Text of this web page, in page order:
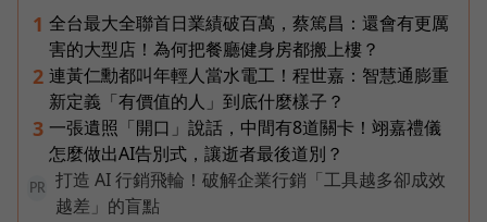
1 全台最大全聯首日業績破百萬，蔡篤昌：還會有更厲
害的大型店！為何把餐廳健身房都搬上樓？
2 連黃仁勳都叫年輕人當水電工！程世嘉：智慧通膨重
新定義「有價值的人」到底什麼樣子？
3 一張遺照「開口」說話，中間有8道關卡！翊嘉禮儀
怎麼做出AI告別式，讓逝者最後道別？
PR
打造 AI 行銷飛輪！破解企業行銷「工具越多卻成效
越差」的盲點